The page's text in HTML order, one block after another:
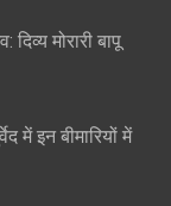
मोरारी बापू
में इन बीमारियों में